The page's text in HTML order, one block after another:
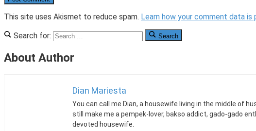
This site uses Akismet to reduce spam. Learn how your comment data is
Search for: Search
About Author
Dian Mariesta
You can call me Dian, a housewife living in the middle of
still make me a pempek-lover, bakso addict, gado-gado
devoted housewife.